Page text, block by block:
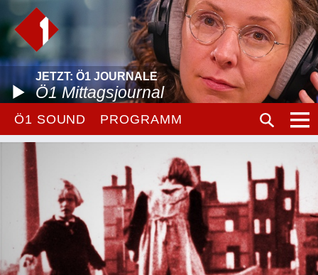
JETZT: Ö1 JOURNALE
Ö1 Mittagsjournal
Ö1 SOUND PROGRAMM